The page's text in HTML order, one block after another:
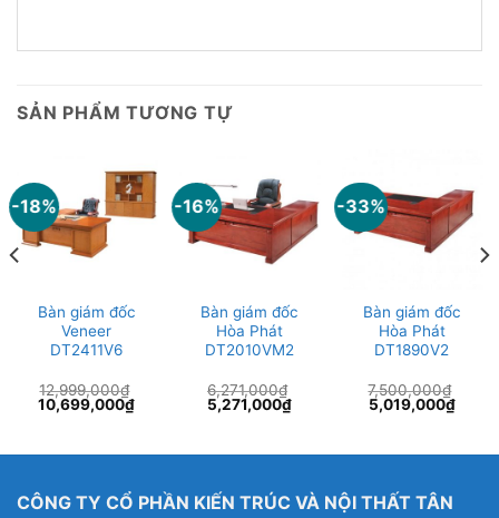
SẢN PHẨM TƯƠNG TỰ
-18%
Bàn giám đốc
Veneer
DT2411V6
12,999,000₫
Giá
gốc
10,699,000₫Giá
-16%
Bàn giám đốc
Hòa Phát
DT2010VM2
6,271,000₫
Giá
gốc
5,271,000₫Giá
hiện
-33%
Bàn giám đốc
Hòa Phát
DT1890V2
7,500,000₫
Giá
gốc
5,019,000₫Giá
hiện
CÔNG TY CỔ PHẦN KIẾN TRÚC VÀ NỘI THẤT TÂN